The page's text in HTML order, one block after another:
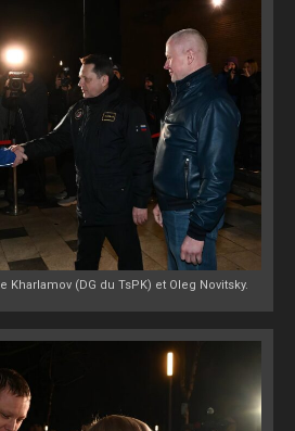
Kharlamov (DG du TsPK) et Oleg Novitsky.